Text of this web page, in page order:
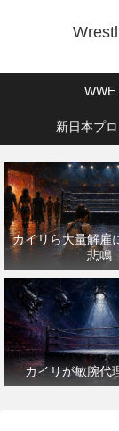
WWE
新日本プ
カイリら大量解雇
悲鳴
カイリが敏腕代